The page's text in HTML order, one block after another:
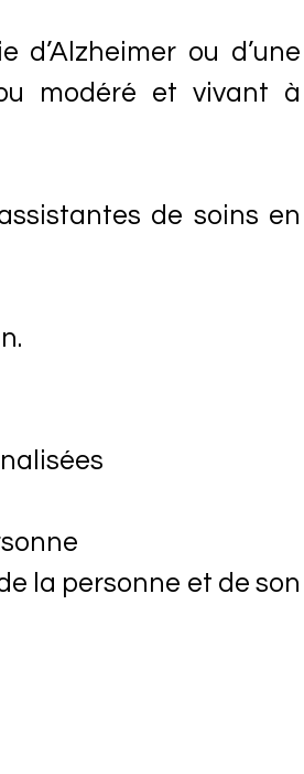
d’Alzheimer ou d’une
modéré et vivant à
de soins en
la personne et de son